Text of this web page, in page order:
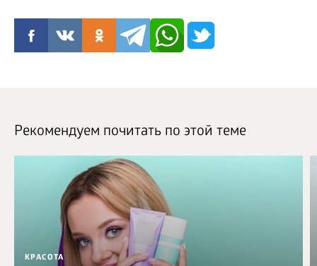
Рекомендуем почитать по этой теме
КРАСОТА